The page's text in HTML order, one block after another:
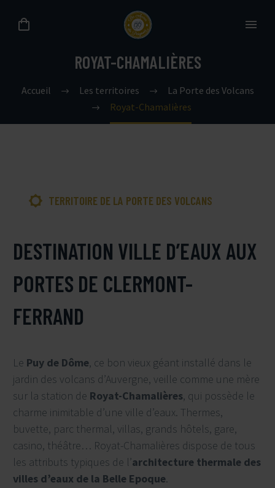
ROYAT-CHAMALIÈRES
Accueil Les territoires
La Porte des Volcans
Royat-Chamalières
 TERRITOIRE DE LA PORTE DES VOLCANS
DESTINATION VILLE D’EAUX AUX
PORTES DE CLERMONT-
FERRAND
Le Puy de Dôme, ce bon vieux géant installé dans le
jardin des volcans d’Auvergne, veille comme une mère
sur la station de Royat-Chamalières, qui possède le
charme inimitable d’une ville d’eaux. Thermes,
buvette, parc thermal, villas, grands hôtels, gare,
casino, théâtre… Royat-Chamalières dispose de tous
les attributs typiques de l’architecture thermale des
villes d’eaux de la Belle Epoque.